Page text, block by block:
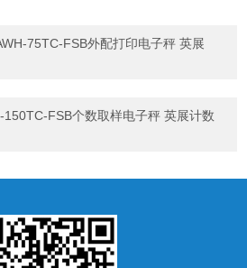
75TC-FSB外配打印电子秤 英展
150TC-FSB个数取样电子秤 英展计数